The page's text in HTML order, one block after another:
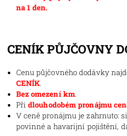
na 1 den.
CENÍK PŮJČOVNY
Cenu půjčovného dodávky
CENÍK.
Bez omezení km.
Při dlouhodobém pronájmu
V ceně pronájmu je zahrnuto:
povinné a havarijní pojištění,